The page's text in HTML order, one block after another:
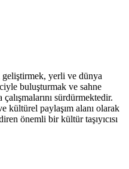
yerli ve dünya
buluşturmak ve sahne
çalışmalarını sürdürmektedir.
kültürel paylaşım alanı olarak
önemli bir kültür taşıyıcısı